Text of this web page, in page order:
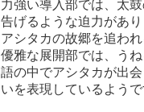
力強い導入部では、太
告げるような迫力があ
アシタカの故郷を追わ
優雅な展開部では、う
語の中でアシタカが出
いを表現しているよう